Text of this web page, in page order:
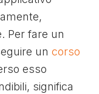
Per fare un
uncorso
esso
significa